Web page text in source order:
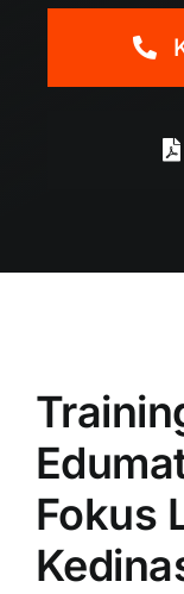
Fokus